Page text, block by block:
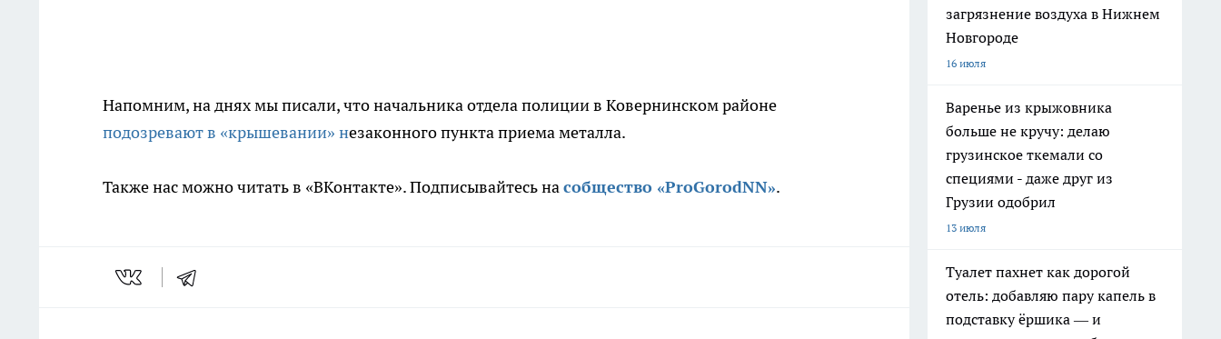
Напомним, на днях мы писали, что начальника отдела полиции в Ковернинском районе
подозревают в «крышевании» незаконного пункта приема металла.
Также нас можно читать в «ВКонтакте». Подписывайтесь насобщество «ProGorodNN».
загрязнение воздуха в Нижнем
Новгороде
16 июля
Варенье из крыжовника
больше не кручу: делаю
грузинское ткемали со
специями - даже друг из
Грузии одобрил
13 июля
Туалет пахнет как дорогой
отель: добавляю пару капель в
подставку ёршика — и